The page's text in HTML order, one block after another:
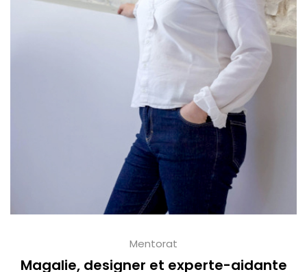
Mentorat
Magalie, designer et experte-aidante